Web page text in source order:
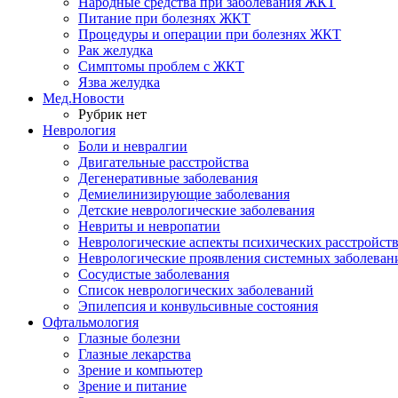
Питание при болезнях ЖКТ
Процедуры и операции при болезнях ЖКТ
Рак желудка
Симптомы проблем с ЖКТ
Язва желудка
Мед.Новости
Рубрик нет
Неврология
Боли и невралгии
Двигательные расстройства
Дегенеративные заболевания
Демиелинизирующие заболевания
Детские неврологические заболевания
Невриты и невропатии
Неврологические аспекты психических расстройств
Неврологические проявления системных
Сосудистые заболевания
Список неврологических заболеваний
Эпилепсия и конвульсивные состояния
Офтальмология
Глазные болезни
Глазные лекарства
Зрение и компьютер
Зрение и питание